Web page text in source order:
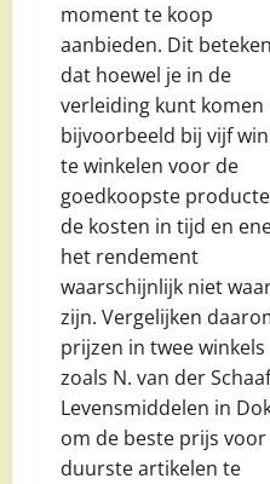
moment te koop
aanbieden. Dit
dat hoewel je in de
verleiding kunt komen
bijvoorbeeld bij vijf
te winkelen voor de
goedkoopste
de kosten in tijd en
het rendement
waarschijnlijk niet
zijn. Vergelijken
prijzen in twee winkels
zoals N. van der Schaaf
Levensmiddelen in
om de beste prijs
duurste artikelen te